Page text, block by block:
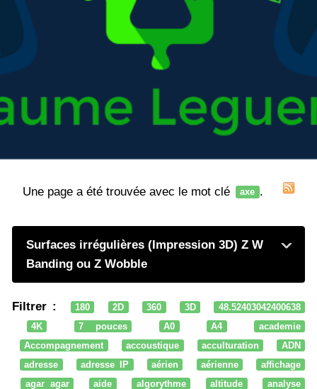
Une page a été trouvée avec le mot clé axe .
Surfaces irrégulières (Impression 3D) Z W
Banding ou Z Wobble
Filtrer : 180 2D 360 3D
48.52403042400638
4K
7 pouces A0 A4
academie
Accompagnement
accoustique acculturation
ADN
adresse
adresse IP aérien aérienne
affichage
agar agar
aide algorythme altitude
analyse